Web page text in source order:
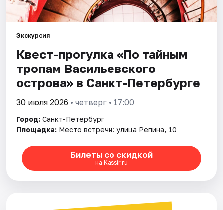
События
Города
Площадки
Артисты
Рейтинги
Экскурсия
Квест-прогулка «По тайным
тропам Васильевского
острова» в Санкт-Петербурге
30 июля 2026 • четверг • 17:00
Город: Санкт-Петербург
Площадка: Место встречи: улица Репина, 10
Билеты со скидкой
на Kassir.ru